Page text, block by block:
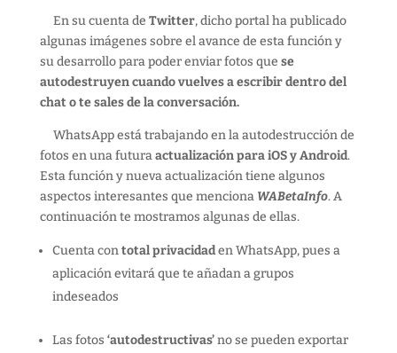
En su cuenta de Twitter, dicho portal ha publicado
algunas imágenes sobre el avance de esta función y
su desarrollo para poder enviar fotos que se
autodestruyen cuando vuelves a escribir dentro del
chat o te sales de la conversación.
WhatsApp está trabajando en la autodestrucción de
fotos en una futuraactualización para iOS y Android.
Esta función y nueva actualización tiene algunos
aspectos interesantes que menciona WABetaInfo. A
continuación te mostramos algunas de ellas.
Cuenta contotal privacidaden WhatsApp, pues a
aplicación evitará que te añadan a grupos
indeseados
Las fotos ‘autodestructivas’no se pueden exportar